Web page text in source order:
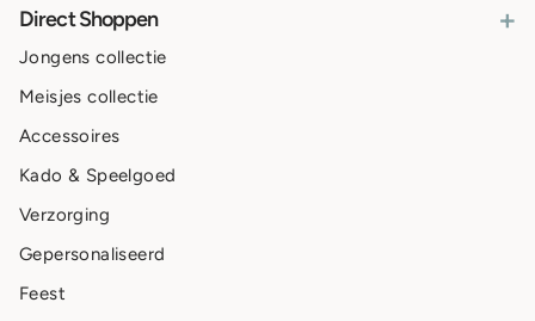
Direct Shoppen +
Jongens collectie
Meisjes collectie
Accessoires
Kado & Speelgoed
Verzorging
Gepersonaliseerd
Feest